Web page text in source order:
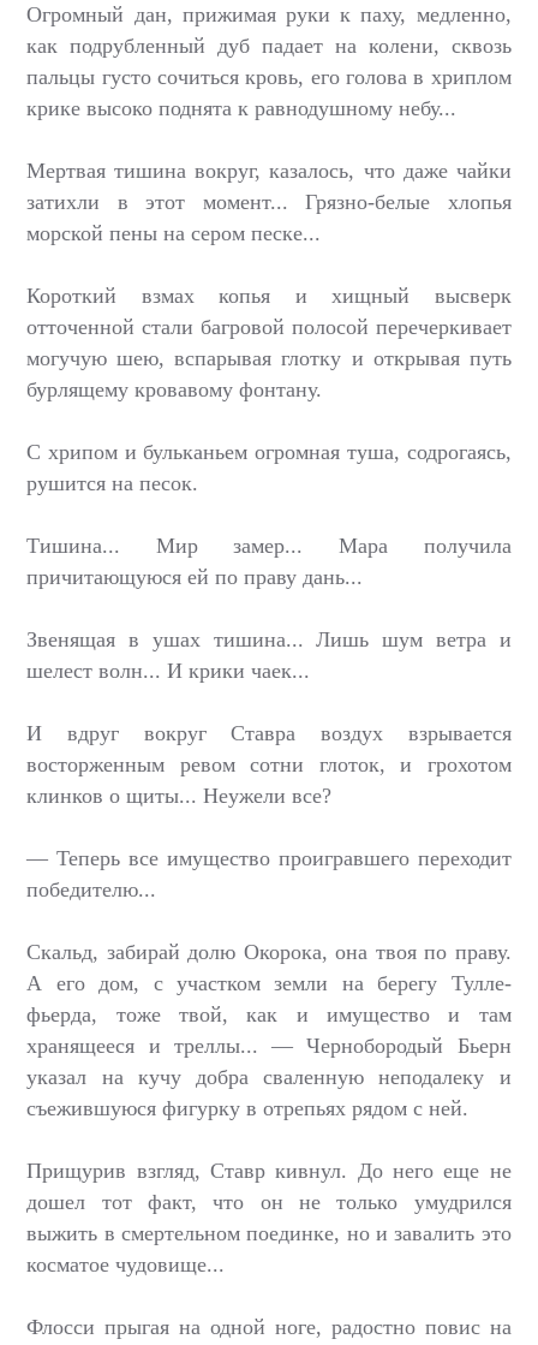
Огромный дан, прижимая руки к паху, медленно,
как подрубленный дуб падает на колени, сквозь
пальцы густо сочиться кровь, его голова в хриплом
крике высоко поднята к равнодушному небу...
Мертвая тишина вокруг, казалось, что даже чайки
затихли в этот момент... Грязно-белые хлопья
морской пены на сером песке...
Короткий взмах копья и хищный высверк
отточенной стали багровой полосой перечеркивает
могучую шею, вспарывая глотку и открывая путь
бурлящему кровавому фонтану.
С хрипом и бульканьем огромная туша, содрогаясь,
рушится на песок.
Тишина... Мир замер... Мара получила
причитающуюся ей по праву дань...
Звенящая в ушах тишина... Лишь шум ветра и
шелест волн... И крики чаек...
И вдруг вокруг Ставра воздух взрывается
восторженным ревом сотни глоток, и грохотом
клинков о щиты... Неужели все?
— Теперь все имущество проигравшего переходит
победителю...
Скальд, забирай долю Окорока, она твоя по праву.
А его дом, с участком земли на берегу Тулле-
фьерда, тоже твой, как и имущество и там
хранящееся и треллы... — Чернобородый Бьерн
указал на кучу добра сваленную неподалеку и
съежившуюся фигурку в отрепьях рядом с ней.
Прищурив взгляд, Ставр кивнул. До него еще не
дошел тот факт, что он не только умудрился
выжить в смертельном поединке, но и завалить это
косматое чудовище...
Флосси прыгая на одной ноге, радостно повис на